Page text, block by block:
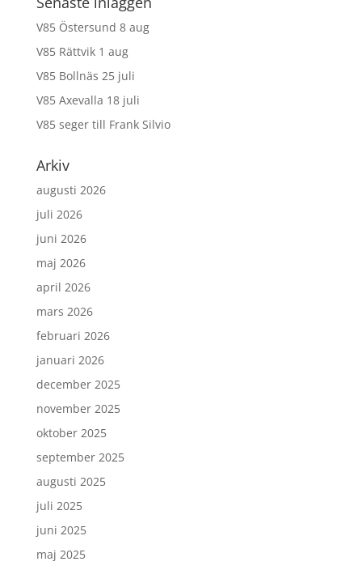
V85 Östersund 8 aug
V85 Rättvik 1 aug
V85 Bollnäs 25 juli
V85 Axevalla 18 juli
V85 seger till Frank Silvio
Arkiv
augusti 2026
juli 2026
juni 2026
maj 2026
april 2026
mars 2026
februari 2026
januari 2026
december 2025
november 2025
oktober 2025
september 2025
augusti 2025
juli 2025
juni 2025
maj 2025